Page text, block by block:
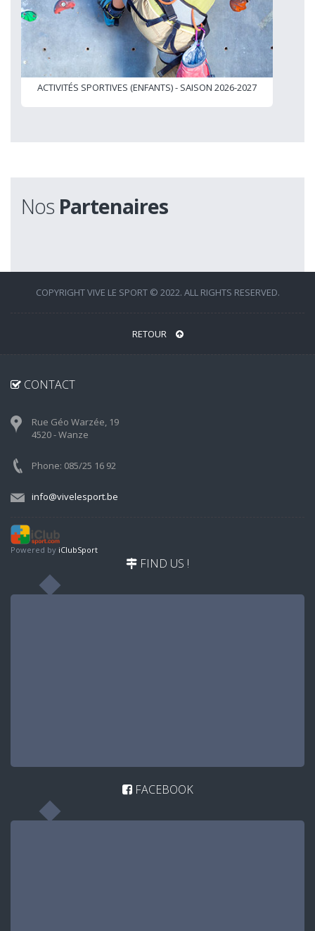
ACTIVITÉS SPORTIVES (ENFANTS) - SAISON 2026-2027
Nos Partenaires
COPYRIGHT VIVE LE SPORT © 2022. ALL RIGHTS RESERVED.
RETOUR
CONTACT
Rue Géo Warzée, 19
4520 - Wanze
Phone: 085/25 16 92
info@vivelesport.be
Powered by iClubSport
FIND US !
FACEBOOK